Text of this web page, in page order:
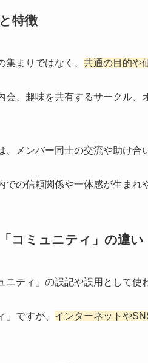
特徴
集まりではなく、 共通の目的や
会、趣味を共有するサークル
、メンバー同士の交流や助け
での信頼関係や一体感が生まれ
コミュニティ」の違い
ニティ」の誤記や誤用として
ですが、 インターネットや